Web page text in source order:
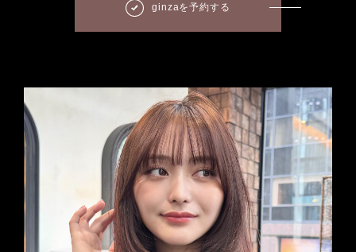
ginzaを予約する